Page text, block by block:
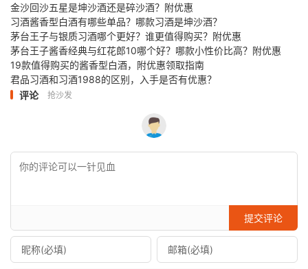
金沙回沙五星是坤沙酒还是碎沙酒？附优惠
习酒酱香型白酒有哪些单品？哪款习酒是坤沙酒？
茅台王子与银质习酒哪个更好？谁更值得购买？附优惠
茅台王子酱香经典与红花郎10哪个好？哪款小性价比高？附优惠
19款值得购买的酱香型白酒，附优惠领取指南
君品习酒和习酒1988的区别，入手是否有优惠？
评论
抢沙发
提交评论